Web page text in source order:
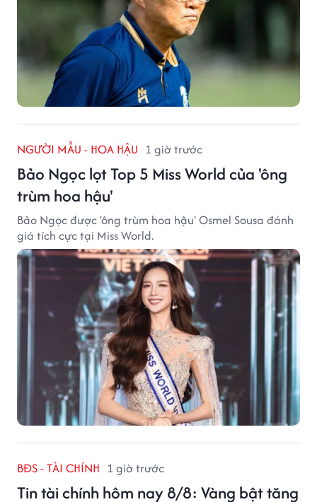
NGƯỜI MẪU - HOA HẬU 1 giờ trước
Bảo Ngọc lọt Top 5 Miss World của 'ông
trùm hoa hậu'
Bảo Ngọc được 'ông trùm hoa hậu' Osmel Sousa đánh
giá tích cực tại Miss World.
BĐS - TÀI CHÍNH 1 giờ trước
Tin tài chính hôm nay 8/8: Vàng bật tăng